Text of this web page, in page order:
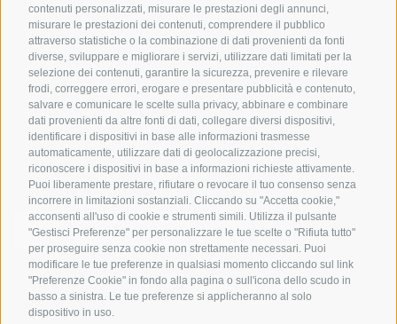
contenuti personalizzati, misurare le prestazioni degli annunci,
misurare le prestazioni dei contenuti, comprendere il pubblico
attraverso statistiche o la combinazione di dati provenienti da fonti
diverse, sviluppare e migliorare i servizi, utilizzare dati limitati per la
selezione dei contenuti, garantire la sicurezza, prevenire e rilevare
frodi, correggere errori, erogare e presentare pubblicità e contenuto,
salvare e comunicare le scelte sulla privacy, abbinare e combinare
dati provenienti da altre fonti di dati, collegare diversi dispositivi,
identificare i dispositivi in base alle informazioni trasmesse
automaticamente, utilizzare dati di geolocalizzazione precisi,
riconoscere i dispositivi in base a informazioni richieste attivamente.
Puoi liberamente prestare, rifiutare o revocare il tuo consenso senza
incorrere in limitazioni sostanziali. Cliccando su "Accetta cookie,"
acconsenti all'uso di cookie e strumenti simili. Utilizza il pulsante
"Gestisci Preferenze" per personalizzare le tue scelte o "Rifiuta tutto"
per proseguire senza cookie non strettamente necessari. Puoi
modificare le tue preferenze in qualsiasi momento cliccando sul link
"Preferenze Cookie" in fondo alla pagina o sull'icona dello scudo in
basso a sinistra. Le tue preferenze si applicheranno al solo
dispositivo in uso.
info@bikehotels.it
ISCRIVITI ALLA NOSTRA NEWSLETTER
ISCRIVITI ADESSO